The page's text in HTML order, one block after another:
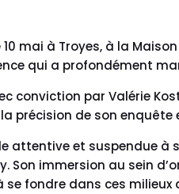
mai à Troyes, à la
qui a profondément
conviction par Valérie
précision de son enquête
attentive et suspendue
Son immersion au sein
fondre dans ces milieux